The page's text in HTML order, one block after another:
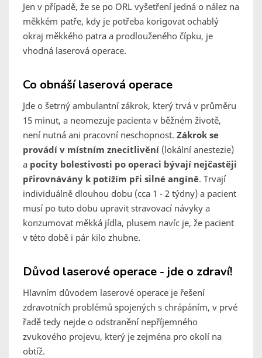
Jen v případě, že se po ORL vyšetření jedná o nález na
měkkém patře, kdy je potřeba korigovat ochablý
okraj měkkého patra a prodlouženého čípku, je
vhodná laserová operace.
Co obnáší laserová operace
Jde o šetrný ambulantní zákrok, který trvá v průměru
15 minut, a neomezuje pacienta v běžném životě,
není nutná ani pracovní neschopnost. Zákrok se
provádí v místním znecitlivění (lokální anestezie)
a pocity bolestivosti po operaci bývají nejčastěji
přirovnávány k potížím při silné angíně. Trvají
individuálně dlouhou dobu (cca 1 - 2 týdny) a pacient
musí po tuto dobu upravit stravovací návyky a
konzumovat měkká jídla, plusem navíc je, že pacient
v této době i pár kilo zhubne.
Důvod laserové operace - jde o zdraví!
Hlavním důvodem laserové operace je řešení
zdravotních problémů spojených s chrápáním, v prvé
řadě tedy nejde o odstranění nepříjemného
zvukového projevu, který je zejména pro okolí na
obtíž.